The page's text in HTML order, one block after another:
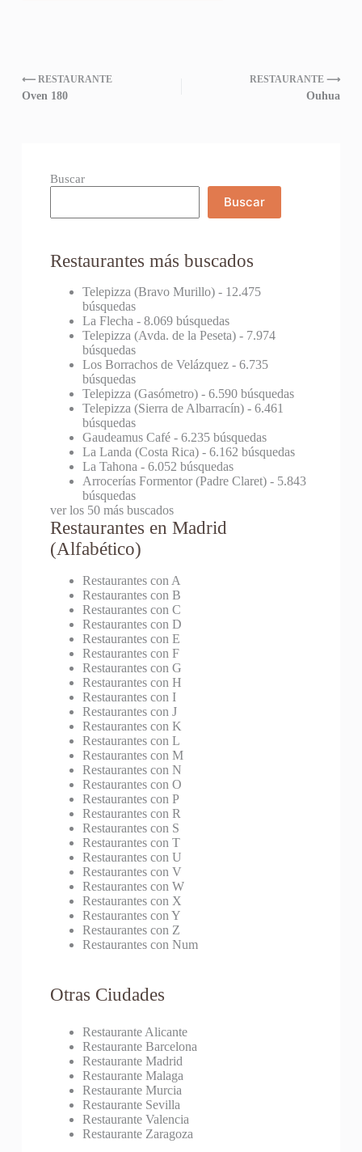
⟵ RESTAURANTE
Oven 180
RESTAURANTE ⟶
Ouhua
Buscar
Buscar
Restaurantes más buscados
Telepizza (Bravo Murillo)- 12.475
búsquedas
La Flecha - 8.069 búsquedas
Telepizza (Avda. de la Peseta)- 7.974
búsquedas
Los Borrachos de Velázquez- 6.735
búsquedas
Telepizza (Gasómetro)- 6.590 búsquedas
Telepizza (Sierra de Albarracín)- 6.461
búsquedas
Gaudeamus Café- 6.235 búsquedas
La Landa (Costa Rica)- 6.162 búsquedas
La Tahona - 6.052 búsquedas
Arrocerías Formentor (Padre Claret)- 5.843
búsquedas
ver los 50 más buscados
Restaurantes en Madrid
(Alfabético)
Restaurantes con A
Restaurantes con B
Restaurantes con C
Restaurantes con D
Restaurantes con E
Restaurantes con F
Restaurantes con G
Restaurantes con H
Restaurantes con I
Restaurantes con J
Restaurantes con K
Restaurantes con L
Restaurantes con M
Restaurantes con N
Restaurantes con O
Restaurantes con P
Restaurantes con R
Restaurantes con S
Restaurantes con T
Restaurantes con U
Restaurantes con V
Restaurantes con W
Restaurantes con X
Restaurantes con Y
Restaurantes con Z
Restaurantes con Num
Otras Ciudades
Restaurante Alicante
Restaurante Barcelona
Restaurante Madrid
Restaurante Malaga
Restaurante Murcia
Restaurante Sevilla
Restaurante Valencia
Restaurante Zaragoza